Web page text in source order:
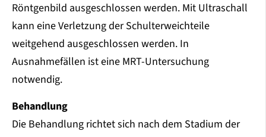
Röntgenbild ausgeschlossen werden. Mit Ultraschall
kann eine Verletzung der Schulterweichteile
weitgehend ausgeschlossen werden. In
Ausnahmefällen ist eine MRT-Untersuchung
notwendig.
Behandlung
Die Behandlung richtet sich nach dem Stadium der